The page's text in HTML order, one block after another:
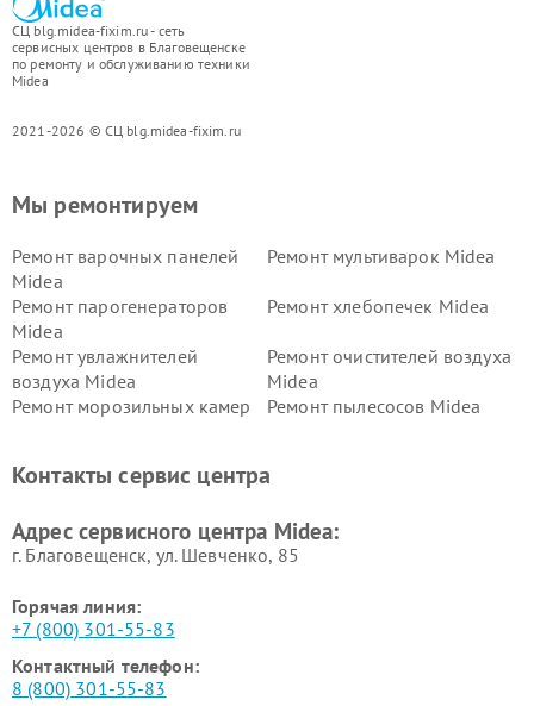
СЦ blg.midea-fixim.ru - сеть
сервисных центров в Благовещенске
по ремонту и обслуживанию техники
Midea
2021-2026 © СЦ blg.midea-fixim.ru
Мы ремонтируем
Ремонт варочных панелей
Midea
Ремонт мультиварок Midea
Ремонт парогенераторов
Midea
Ремонт хлебопечек Midea
Ремонт увлажнителей
воздуха Midea
Ремонт очистителей воздуха
Midea
Ремонт морозильных камер
Ремонт пылесосов Midea
пылесосов Midea
Midea
Контакты сервис центра
Адрес сервисного центра Midea:
г. Благовещенск, ул. Шевченко, 85
Горячая линия:
+7 (800) 301-55-83
Контактный телефон:
8 (800) 301-55-83